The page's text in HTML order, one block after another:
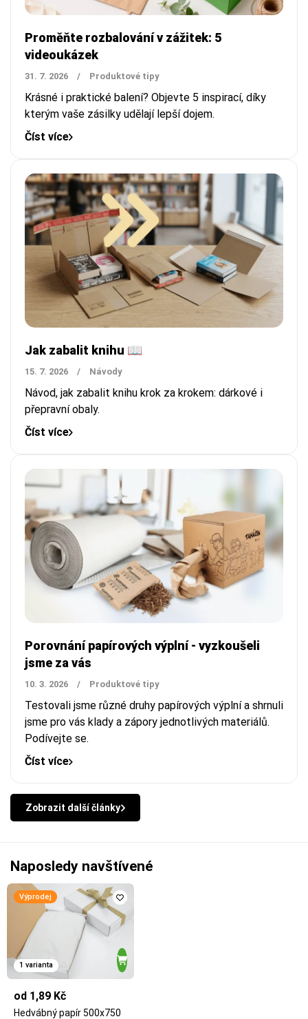
Proměňte rozbalování v zážitek: 5
videoukázek
31. 7. 2026 / Produktové tipy
Krásné i praktické balení? Objevte 5 inspirací, díky
kterým vaše zásilky udělají lepší dojem.
Číst více
Jak zabalit knihu 📖
15. 7. 2026 / Návody
Návod, jak zabalit knihu krok za krokem: dárkové i
přepravní obaly.
Číst více
Porovnání papírových výplní - vyzkoušeli
jsme za vás
10. 3. 2026 / Produktové tipy
Testovali jsme různé druhy papírových výplní a shrnuli
jsme pro vás klady a zápory jednotlivých materiálů.
Podívejte se.
Číst více
Zobrazit další články
Naposledy navštívené
Výprodej
1 varianta
od 1,89 Kč
Hedvábný papír 500x750